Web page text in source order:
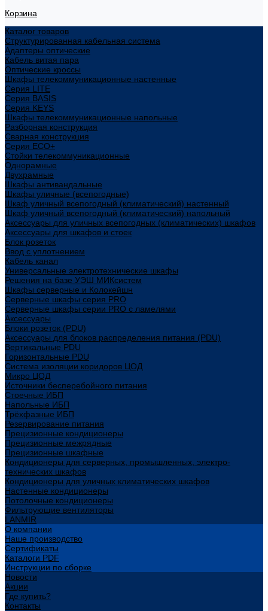
Корзина
Каталог товаров
Структурированная кабельная система
Адаптеры оптические
Кабель витая пара
Оптические кроссы
Шкафы телекоммуникационные настенные
Cерия LITE
Cерия BASIS
Cерия KEYS
Шкафы телекоммуникационные напольные
Разборная конструкция
Сварная конструкция
Серия ECO+
Стойки телекоммуникационные
Однорамные
Двухрамные
Шкафы антивандальные
Шкафы уличные (всепогодные)
Шкаф уличный всепогодный (климатический) настенный
Шкаф уличный всепогодный (климатический) напольный
Аксессуары для уличных всепогодных (климатических) шкафов
Аксессуары для шкафов и стоек
Блок розеток
Ввод с уплотнением
Кабель канал
Универсальные электротехнические шкафы
Решения на базе УЭШ МИКсистем
Шкафы серверные и Колокейшн
Серверные шкафы серия PRO
Серверные шкафы серии PRO с ламелями
Аксессуары
Блоки розеток (PDU)
Аксессуары для блоков распределения питания (PDU)
Вертикальные PDU
Горизонтальные PDU
Система изоляции коридоров ЦОД
Микро ЦОД
Источники бесперебойного питания
Стоечные ИБП
Напольные ИБП
Трёхфазные ИБП
Резервирование питания
Прецизионные кондиционеры
Прецизионные межрядные
Прецизионные шкафные
Кондиционеры для серверных, промышленных, электро-
технических шкафов
Кондиционеры для уличных климатических шкафов
Настенные кондиционеры
Потолочные кондиционеры
Фильтрующие вентиляторы
LANMIR
О компании
Наше производство
Сертификаты
Каталоги PDF
Инструкции по сборке
Новости
Акции
Где купить?
Контакты